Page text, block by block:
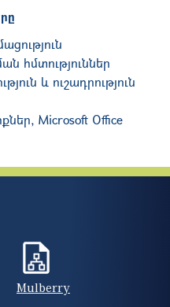
հմտություններ
և ուշադրություն
Microsoft Office
Mulberry